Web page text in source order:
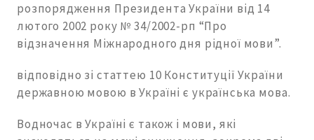
розпорядження Президента України від 14
лютого 2002 року № 34/2002-рп “Про
відзначення Міжнародного дня рідної мови”.
відповідно зі статтею 10 Конституції України
державною мовою в Україні є українська мова.
Водночас в Україні є також і мови, які